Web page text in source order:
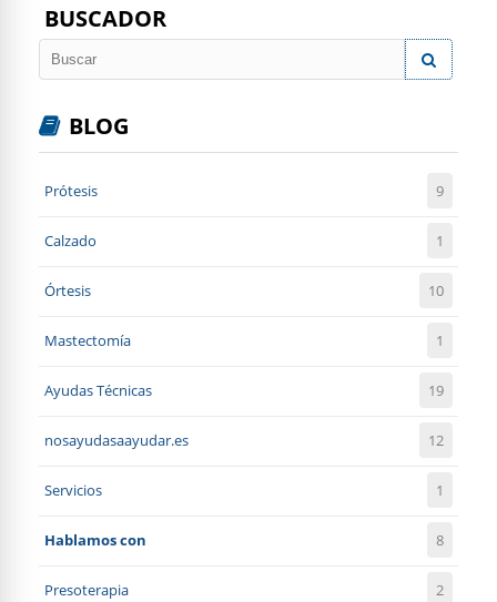
BUSCADOR
BLOG
Prótesis 9
Calzado 1
Órtesis 10
Mastectomía 1
Ayudas Técnicas 19
nosayudasaayudar.es 12
Servicios 1
Hablamos con 8
Presoterapia 2